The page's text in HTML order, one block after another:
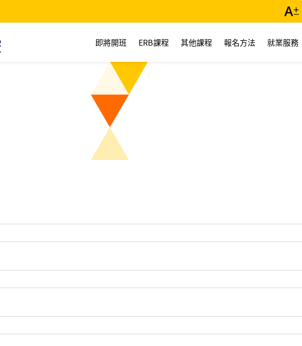
即將開班 ERB課程 其他課程 報名方法 就業服務